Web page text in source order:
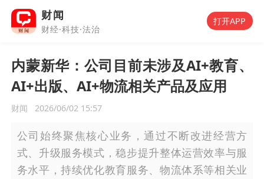
财闻
财经·科技·法治
打开APP
内蒙新华：公司目前未涉及AI+教育、
AI+出版、AI+物流相关产品及应用
财闻 2026/06/02 15:57
公司始终聚焦核心业务，通过不断改进经营方
式、升级服务模式，稳步提升整体运营效率与服
务水平，持续优化教育服务、物流体系等相关业